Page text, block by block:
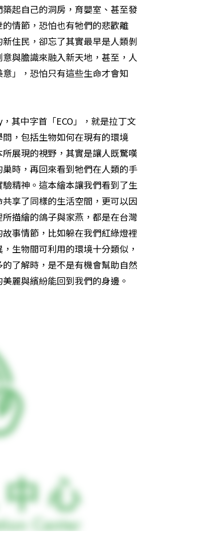
起自己的洞房，育嬰室、甚至發
情節，恐怕也有牠們的悲歡離
住民，卻忘了其實最早是人類剝
與膽識來融入新天地，甚至，人
」，恐怕只有這些生命才會知
其中字首「ECO」，就是拉丁文
，包括生物如何在現有的環境
展現的視野，其實是讓人既驚嘆
時，再回來看到牠們在人類的手
精神。這本繪本讓我們看到了生
享了同樣的生活空間，更可以因
描繪的鴿子與家燕，都是在台灣
事情節，比如躲在我們紅綠燈裡
生物間可利用的環境十分類似，
了解時，是不是有機會幫助自然
麗與繽紛能回到我們的身邊。